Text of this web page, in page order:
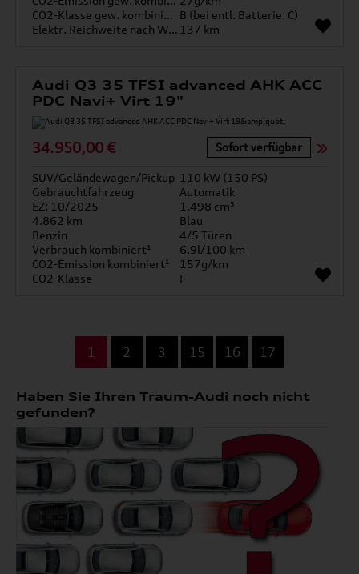
CO2-Klasse gew. kombiniert B (bei entl. Batterie: C)
Elektr. Reichweite nach WLTP* 137 km
Audi Q3 35 TFSI advanced AHK ACC
PDC Navi+ Virt 19"
34.950,00 € Sofort verfügbar
SUV/Geländewagen/Pickup 110 kW (150 PS)
Gebrauchtfahrzeug
Automatik
EZ: 10/2025
1.498 cm³
4.862 km
Blau
Benzin
4/5 Türen
Verbrauch kombiniert¹
6.9l/100 km
CO2-Emission kombiniert¹
157g/km
CO2-Klasse
F
1 2 3 15 16 17
Haben Sie Ihren Traum-Audi noch nicht
gefunden?